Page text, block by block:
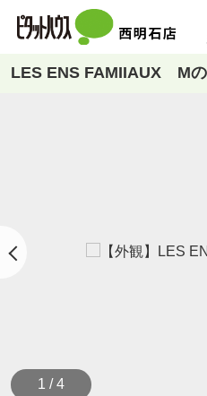
LES ENS FAMIIAUX M
1 / 4